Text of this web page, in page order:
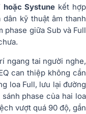
hoặc Systune kết hợp
kỹ thuật âm thanh
giữa Sub và Full
ngang tai người nghe,
can thiệp không cần
loa Full, lưu lại đường
phase của hai loa
vượt quá 90 độ, gần